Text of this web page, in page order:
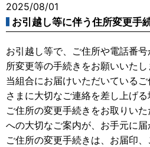
2025/08/01
お引越し等に伴う住所変更手
お引越し等で、ご住所や電話番
所変更等の手続きをお願いいたし
当組合にお届けいただいている
さまに大切なご連絡を差し上げる
ご住所の変更手続きをお取りい
への大切なご案内が、お手元に届
ご住所の変更手続きは、お届印